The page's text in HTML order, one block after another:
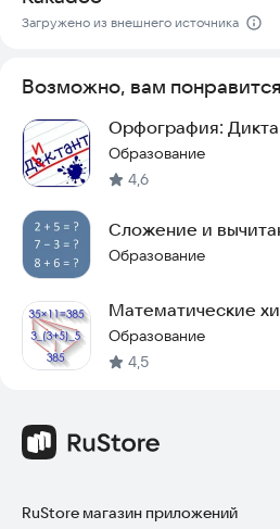
Загружено из внешнего источника
Возможно, вам понравится
Орфография:
Образование
4,6
Сложение и
Образование
Математические
Образование
4,5
RuStore магазин приложений